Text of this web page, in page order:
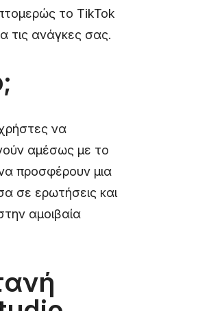
το TikTok
τις ανάγκες σας.
να
αμέσως με το
προσφέρουν μια
σε ερωτήσεις και
αμοιβαία